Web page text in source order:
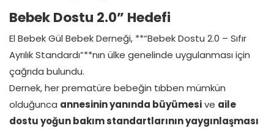
Bebek Dostu 2.0” Hedefi
El Bebek Gül Bebek Derneği, **“Bebek Dostu 2.0 – Sıfır
Ayrılık Standardı”**nın ülke genelinde uygulanması için
çağrıda bulundu.
Dernek, her prematüre bebeğin tıbben mümkün
olduğunca annesinin yanında büyümesive aile
dostu yoğun bakım standartlarının yaygınlaşması